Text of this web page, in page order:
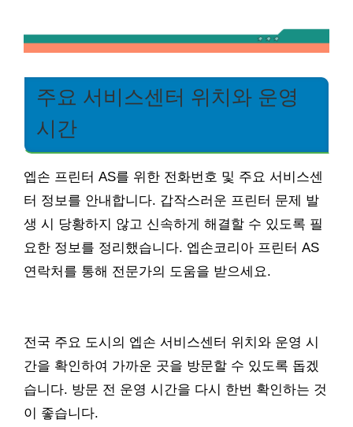
주요 서비스센터 위치와 운영
시간
엡손 프린터 AS를 위한 전화번호 및 주요 서비스센
터 정보를 안내합니다. 갑작스러운 프린터 문제 발
생 시 당황하지 않고 신속하게 해결할 수 있도록 필
요한 정보를 정리했습니다. 엡손코리아 프린터 AS
연락처를 통해 전문가의 도움을 받으세요.
전국 주요 도시의 엡손 서비스센터 위치와 운영 시
간을 확인하여 가까운 곳을 방문할 수 있도록 돕겠
습니다. 방문 전 운영 시간을 다시 한번 확인하는 것
이 좋습니다.